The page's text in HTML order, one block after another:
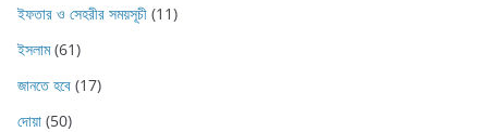
ইফতার ও সেহরীর সময়সূচী (11)
ইসলাম(61)
জানতে হবে (17)
দোয়া (50)